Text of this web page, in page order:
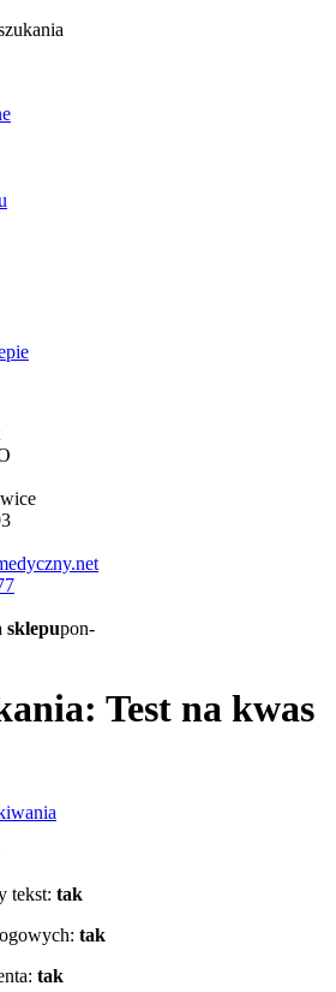
sklepupon-
Test na kwas
tekst: tak
tak
tak